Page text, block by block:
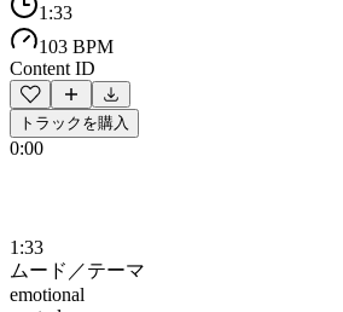
1:33
103 BPM
Content ID
トラックを購入
0:00
1:33
ムード／テーマ
emotional